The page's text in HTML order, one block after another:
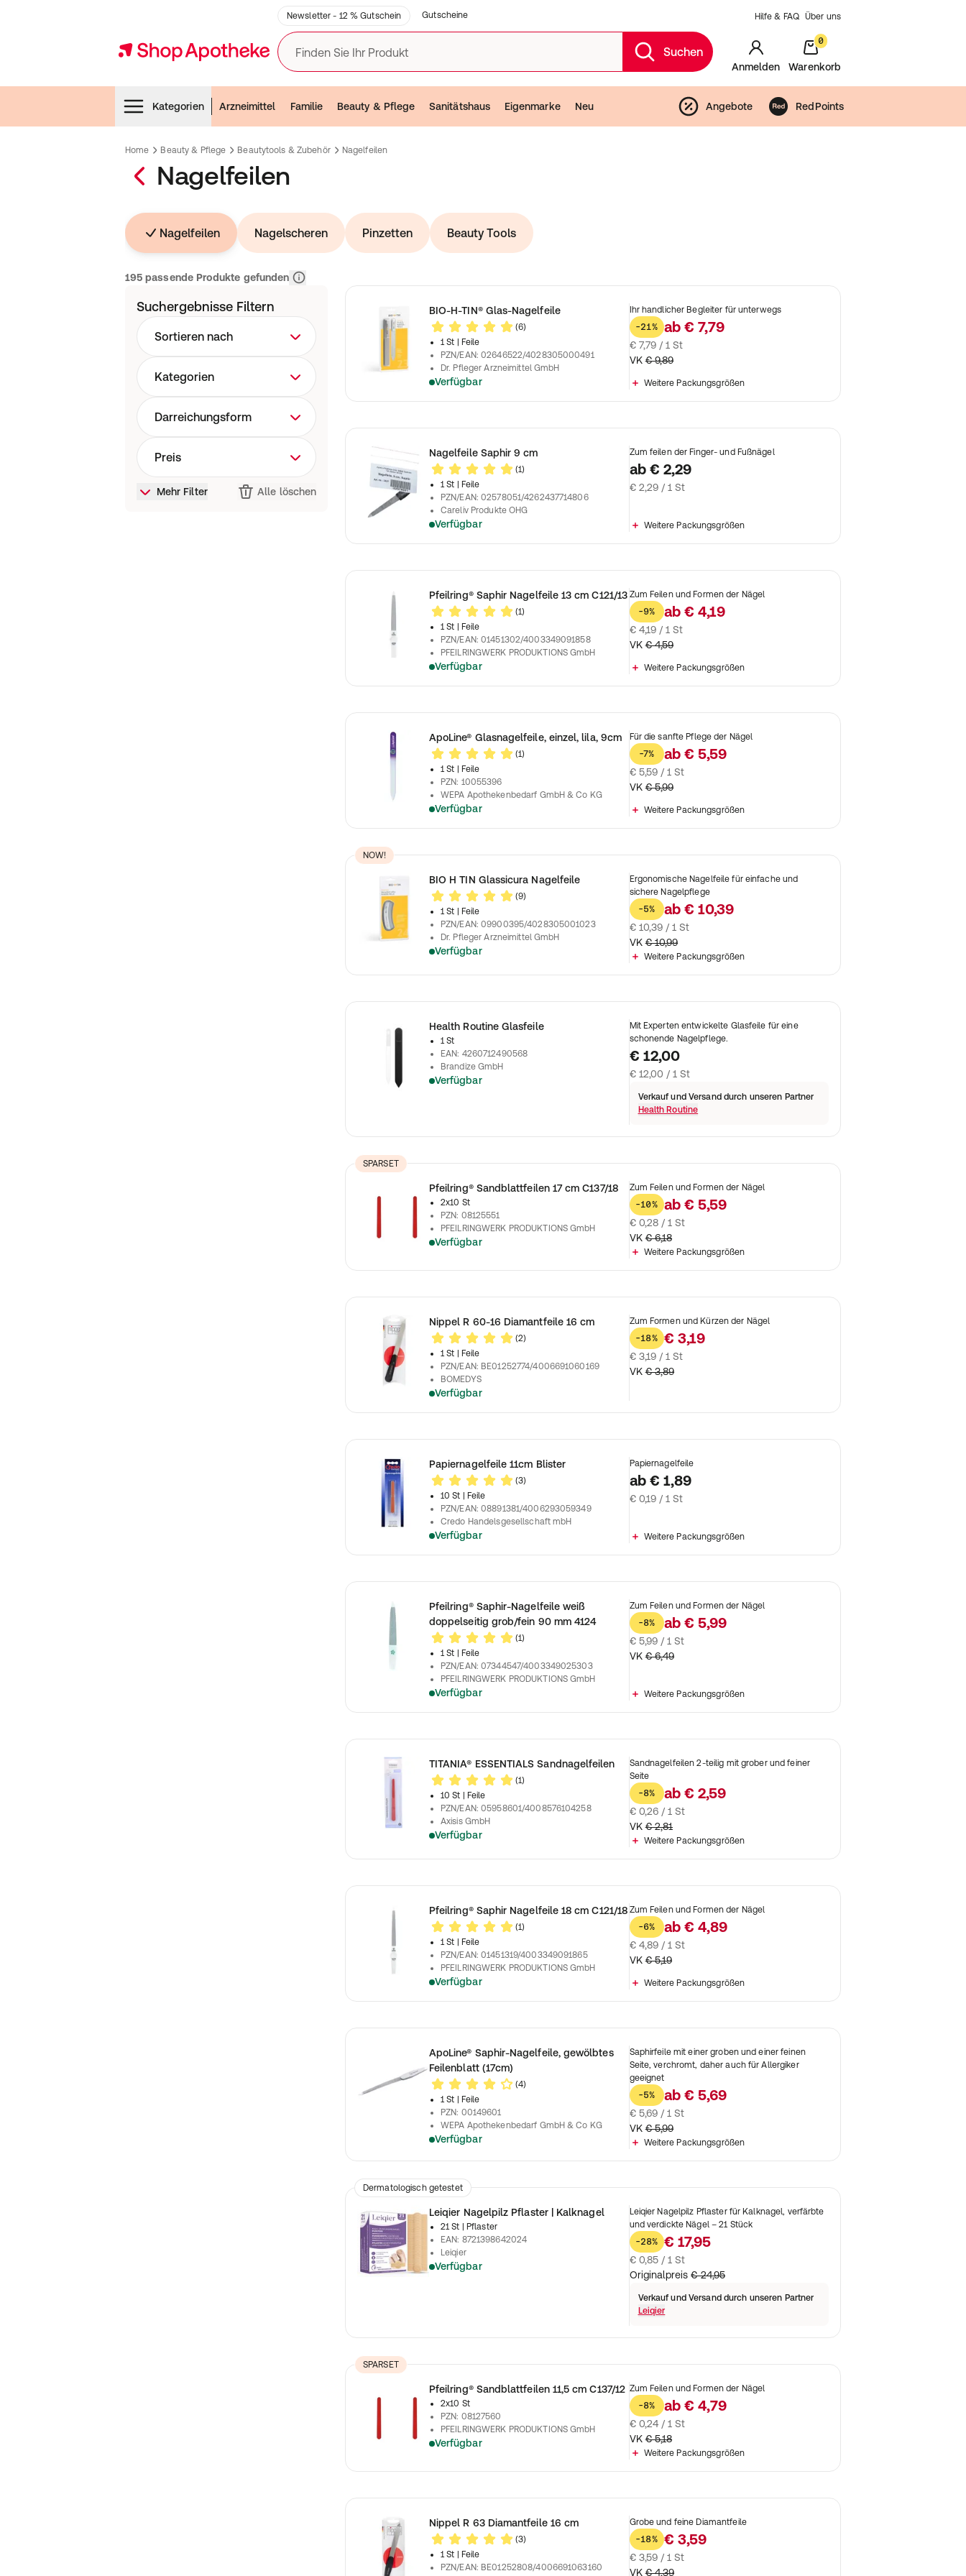
Newsletter - 12 % Gutschein Gutscheine Hilfe & FAQ Über uns
Finden Sie Ihr Produkt Suchen
Anmelden
0
Warenkorb
Kategorien
Arzneimittel Familie Beauty & Pflege Sanitätshaus Eigenmarke Neu Angebote RedPoints
Home Beauty & Pflege Beautytools & Zubehör Nagelfeilen
Nagelfeilen
Nagelfeilen Nagelscheren Pinzetten Beauty Tools
195 passende Produkte gefundenRelevanz
Suchergebnisse Filtern
Sortieren nach
Kategorien
Darreichungsform
Preis
Mehr Filter Alle löschen
BIO-H-TIN® Glas-Nagelfeile
(6)
1 St
| Feile
PZN/EAN:02646522/4028305000491
Dr. Pfleger Arzneimittel GmbH
Verfügbar
Ihr handlicher Begleiter für unterwegs
-21%
ab € 7,79
€ 7,79 / 1 St
VK € 9,89
Weitere Packungsgrößen
Nagelfeile Saphir 9 cm
(1)
1 St
| Feile
PZN/EAN:02578051/4262437714806
Careliv Produkte OHG
Verfügbar
Zum feilen der Finger- und Fußnägel
ab € 2,29
€ 2,29 / 1 St
Weitere Packungsgrößen
Pfeilring® Saphir Nagelfeile 13 cm C121/13
(1)
1 St
| Feile
PZN/EAN:01451302/4003349091858
PFEILRINGWERK PRODUKTIONS GmbH
Verfügbar
Zum Feilen und Formen der Nägel
-9%
ab € 4,19
€ 4,19 / 1 St
VK € 4,59
Weitere Packungsgrößen
ApoLine® Glasnagelfeile, einzel, lila, 9cm
(1)
1 St
| Feile
PZN: 10055396
WEPA Apothekenbedarf GmbH & Co KG
Verfügbar
Für die sanfte Pflege der Nägel
-7%
ab € 5,59
€ 5,59 / 1 St
VK € 5,99
Weitere Packungsgrößen
NOW!
BIO H TIN Glassicura Nagelfeile
(9)
1 St
| Feile
PZN/EAN:09900395/4028305001023
Dr. Pfleger Arzneimittel GmbH
Verfügbar
Ergonomische Nagelfeile für einfache und
sichere Nagelpflege
-5%
ab € 10,39
€ 10,39 / 1 St
VK € 10,99
Weitere Packungsgrößen
Health Routine Glasfeile
1 St
EAN: 4260712490568
Brandize GmbH
Verfügbar
Mit Experten entwickelte Glasfeile für eine
schonende Nagelpflege.
€ 12,00
€ 12,00 / 1 St
Verkauf und Versand durch unseren Partner
Health Routine
SPARSET
Pfeilring® Sandblattfeilen 17 cm C137/18
2x10 St
PZN: 08125551
PFEILRINGWERK PRODUKTIONS GmbH
Verfügbar
Zum Feilen und Formen der Nägel
-10%
ab € 5,59
€ 0,28 / 1 St
VK € 6,18
Weitere Packungsgrößen
Nippel R 60-16 Diamantfeile 16 cm
(2)
1 St
| Feile
PZN/EAN: BE01252774/4006691060169
BOMEDYS
Verfügbar
Zum Formen und Kürzen der Nägel
-18%
€ 3,19
€ 3,19 / 1 St
VK € 3,89
Papiernagelfeile 11cm Blister
(3)
10 St
| Feile
PZN/EAN:08891381/4006293059349
Credo Handelsgesellschaft mbH
Verfügbar
Papiernagelfeile
ab € 1,89
€ 0,19 / 1 St
Weitere Packungsgrößen
Pfeilring® Saphir-Nagelfeile weiß
doppelseitig grob/fein 90 mm 4124
(1)
1 St
| Feile
PZN/EAN:07344547/4003349025303
PFEILRINGWERK PRODUKTIONS GmbH
Verfügbar
Zum Feilen und Formen der Nägel
-8%
ab € 5,99
€ 5,99 / 1 St
VK € 6,49
Weitere Packungsgrößen
TITANIA® ESSENTIALS Sandnagelfeilen
(1)
10 St
| Feile
PZN/EAN:05958601/4008576104258
Axisis GmbH
Verfügbar
Sandnagelfeilen 2-teilig mit grober und feiner
Seite
-8%
ab € 2,59
€ 0,26 / 1 St
VK € 2,81
Weitere Packungsgrößen
Pfeilring® Saphir Nagelfeile 18 cm C121/18
(1)
1 St
| Feile
PZN/EAN:01451319/4003349091865
PFEILRINGWERK PRODUKTIONS GmbH
Verfügbar
Zum Feilen und Formen der Nägel
-6%
ab € 4,89
€ 4,89 / 1 St
VK € 5,19
Weitere Packungsgrößen
ApoLine® Saphir-Nagelfeile, gewölbtes
Feilenblatt (17cm)
(4)
1 St
| Feile
PZN: 00149601
WEPA Apothekenbedarf GmbH & Co KG
Verfügbar
Saphirfeile mit einer groben und einer feinen
Seite, verchromt, daher auch für Allergiker
geeignet
-5%
ab € 5,69
€ 5,69 / 1 St
VK € 5,99
Weitere Packungsgrößen
Dermatologisch getestet
Leiqier Nagelpilz Pflaster | Kalknagel
21 St
| Pflaster
EAN: 8721398642024
Leiqier
Verfügbar
Leiqier Nagelpilz Pflaster für Kalknagel, verfärbte
und verdickte Nägel – 21 Stück
-28%
€ 17,95
€ 0,85 / 1 St
Originalpreis € 24,95
Verkauf und Versand durch unseren Partner
Leiqier
SPARSET
Pfeilring® Sandblattfeilen 11,5 cm C137/12
2x10 St
PZN: 08127560
PFEILRINGWERK PRODUKTIONS GmbH
Verfügbar
Zum Feilen und Formen der Nägel
-8%
ab € 4,79
€ 0,24 / 1 St
VK € 5,18
Weitere Packungsgrößen
Nippel R 63 Diamantfeile 16 cm
(3)
1 St
| Feile
PZN/EAN: BE01252808/4006691063160
Grobe und feine Diamantfeile
-18%
€ 3,59
€ 3,59 / 1 St
VK € 4,39